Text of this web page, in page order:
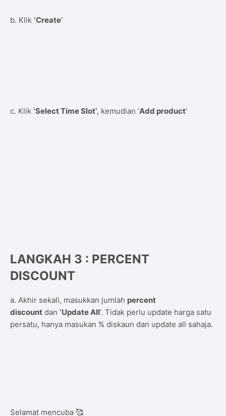
b. Klik ‘Create’
c. Klik ‘Select Time Slot’, kemudian ‘Add product‘
LANGKAH 3 : PERCENT
DISCOUNT
a. Akhir sekali, masukkan jumlah percent
discount dan ‘Update All‘. Tidak perlu update harga satu
persatu, hanya masukan % diskaun dan update all sahaja.
Selamat mencuba 🥰